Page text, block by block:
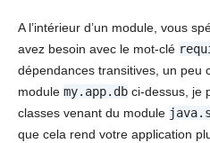
A l’intérieur d’un module, vous
avez besoin avec le mot-clé
dépendances transitives, un peu
module my.app.db ci-dessus, je
classes venant du module
que cela rend votre application